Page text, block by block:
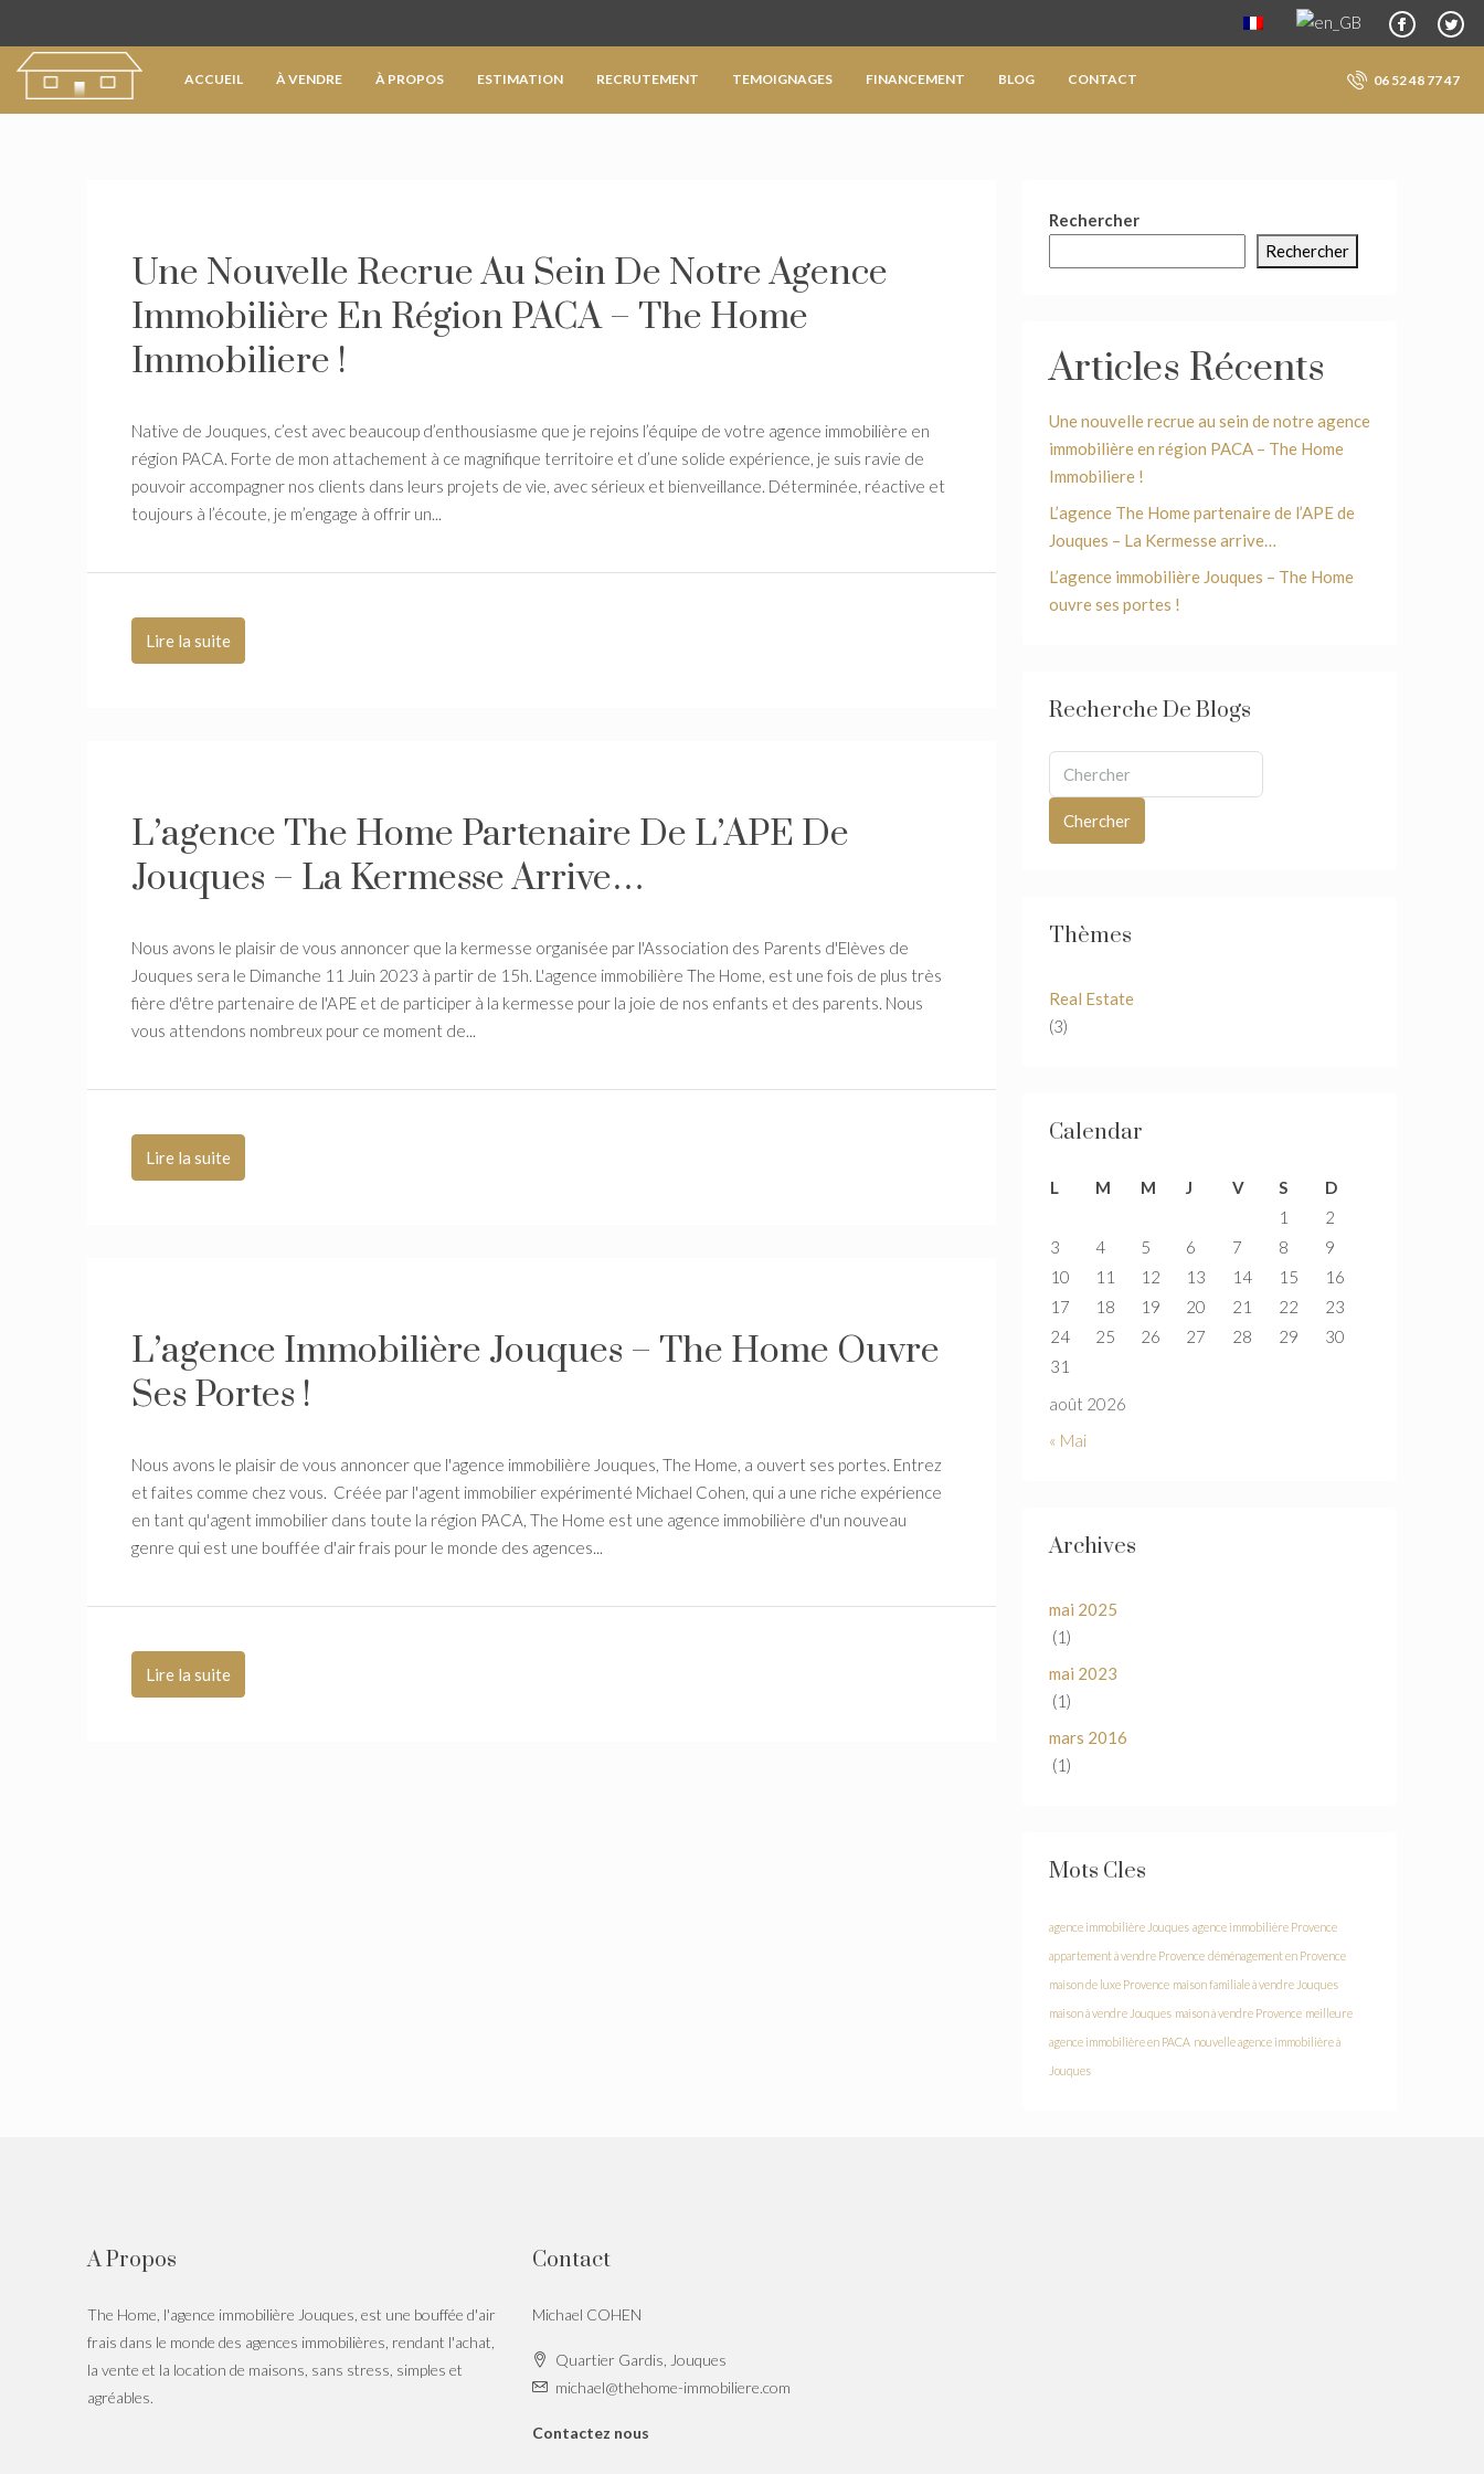
ACCUEIL À VENDRE À PROPOS ESTIMATION RECRUTEMENT TEMOIGNAGES FINANCEMENT BLOG CONTACT 06 52 48 77 47
Une Nouvelle Recrue Au Sein De Notre Agence
Immobilière En Région PACA – The Home
Immobiliere !
Native de Jouques, c’est avec beaucoup d’enthousiasme que je rejoins l’équipe de votre agence immobilière en
région PACA. Forte de mon attachement à ce magnifique territoire et d’une solide expérience, je suis ravie de
pouvoir accompagner nos clients dans leurs projets de vie, avec sérieux et bienveillance. Déterminée, réactive et
toujours à l’écoute, je m’engage à offrir un...
Lire la suite
L’agence The Home Partenaire De L’APE De
Jouques – La Kermesse Arrive…
Nous avons le plaisir de vous annoncer que la kermesse organisée par l'Association des Parents d'Elèves de
Jouques sera le Dimanche 11 Juin 2023 à partir de 15h. L'agence immobilière The Home, est une fois de plus très
fière d'être partenaire de l'APE et de participer à la kermesse pour la joie de nos enfants et des parents. Nous
vous attendons nombreux pour ce moment de...
Lire la suite
L’agence Immobilière Jouques – The Home Ouvre
Ses Portes !
Nous avons le plaisir de vous annoncer que l'agence immobilière Jouques, The Home, a ouvert ses portes. Entrez
et faites comme chez vous. Créée par l'agent immobilier expérimenté Michael Cohen, qui a une riche expérience
en tant qu'agent immobilier dans toute la région PACA, The Home est une agence immobilière d'un nouveau
genre qui est une bouffée d'air frais pour le monde des agences...
Lire la suite
Rechercher
Rechercher
Articles Récents
Une nouvelle recrue au sein de notre agence
immobilière en région PACA – The Home
Immobiliere !
L’agence The Home partenaire de l’APE de
Jouques – La Kermesse arrive…
L’agence immobilière Jouques – The Home
ouvre ses portes !
Recherche De Blogs
Chercher
Thèmes
Real Estate
(3)
Calendar
août 2026
L M M J V S
D
1
2
3
4 5 6 7 8
9
10
11 12 13 14 15
16
17
18 19 20 21 22
23
24
25 26 27 28 29
30
31
« Mai
Archives
mai 2025
(1)
mai 2023
(1)
mars 2016
(1)
Mots Cles
agence immobilière Jouques agence immobilière Provence
appartement à vendre Provence déménagement en Provence
maison de luxe Provence maison familiale à vendre Jouques
maison à vendre Jouques maison à vendre Provence meilleure
agence immobilière en PACA nouvelle agence immobilière à
Jouques
A Propos
The Home, l'agence immobilière Jouques, est une bouffée d'air
frais dans le monde des agences immobilières, rendant l'achat,
la vente et la location de maisons, sans stress, simples et
agréables.
Contact
Michael COHEN
Quartier Gardis, Jouques
michael@thehome-immobiliere.com
Contactez nous